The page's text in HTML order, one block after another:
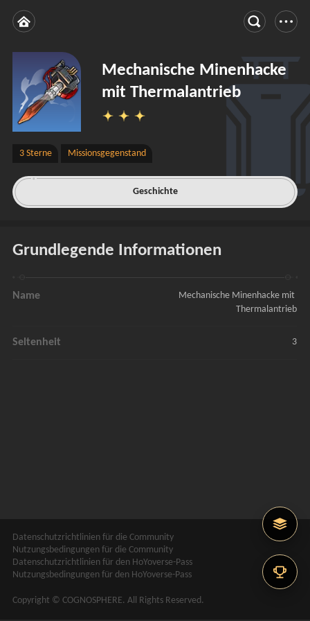
Mechanische Minenhacke
mit Thermalantrieb
3 Sterne Missionsgegenstand
Geschichte
Grundlegende Informationen
Name
Mechanische Minenhacke mit
Thermalantrieb
Seltenheit 3
Datenschutzrichtlinien für die Community
Nutzungsbedingungen für die Community
Datenschutzrichtlinien für den HoYoverse-Pass
Nutzungsbedingungen für den HoYoverse-Pass
Copyright © COGNOSPHERE. All Rights Reserved.